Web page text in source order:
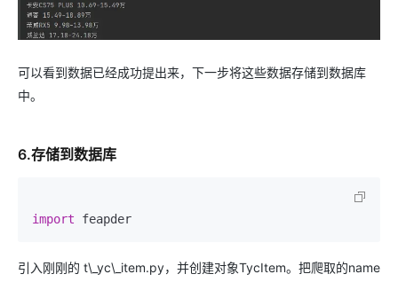
可以看到数据已经成功提出来，下一步将这些数据存储到数据库
中。
6.存储到数据库
import feapder
引入刚刚的 t\_yc\_item.py，并创建对象TycItem。把爬取的name